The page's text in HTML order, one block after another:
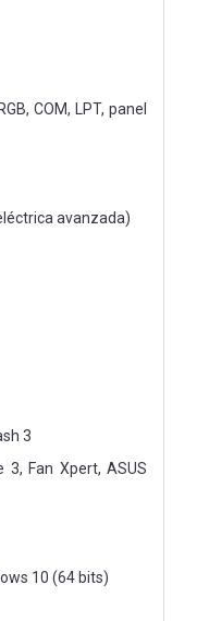
COM, LPT, panel
avanzada)
3
Fan Xpert, ASUS
10 (64 bits)